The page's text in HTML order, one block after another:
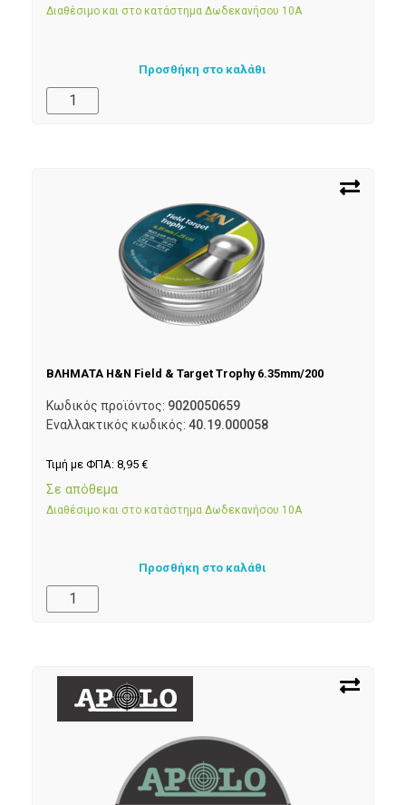
Διαθέσιμο και στο κατάστημα Δωδεκανήσου 10Α
Προσθήκη στο καλάθι
ΒΛΗΜΑΤΑ H&N Field & Target Trophy 6.35mm/200
Κωδικός προϊόντος: 9020050659
Εναλλακτικός κωδικός: 40.19.000058
Τιμή με ΦΠΑ: 8,95 €
Σε απόθεμα
Διαθέσιμο και στο κατάστημα Δωδεκανήσου 10Α
Προσθήκη στο καλάθι